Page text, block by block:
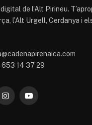
de l’Alt Pirineu.
l’Alt Urgell, Cerdanya i
653 14 37 29
InstagramYouTube